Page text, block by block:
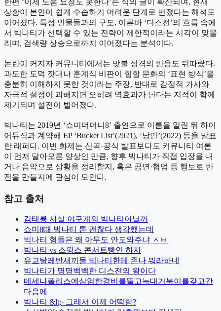
상황이 본인이 쉽게 수습하기 어려운 단계로 번졌다는 해석도
이어졌다. 특정 인물들과의 구도, 이른바 ‘디스전’의 흐름 속에
서 빅나티가 선택할 수 있는 전략이 제한적이라는 시각이 맞물
리며, 검색량 상승으로까지 이어졌다는 분석이다.
논란이 커지자 커뮤니티에서는 맞불 성격의 반응도 뒤따랐다.
과도한 도덕 잣대나 훈계식 비판이 힙합 문화의 ‘표현 방식’을
충분히 이해하지 못한 것이라는 주장, 반대로 감정적 가사와
자극적 설정이 과해지면 오히려 역효과가 난다는 지적이 함께
제기되며 설전이 벌어졌다.
빅나티는 2019년 ‘쇼미더머니8’ 출연으로 이름을 알린 뒤 하이
어뮤직과 계약해 EP ‘Bucket List’(2021), ‘낭만’(2022) 등을 발표
한 래퍼다. 이번 화제는 신곡·공식 발표보다도 커뮤니티 여론
이 먼저 달아오른 양상인 만큼, 향후 빅나티가 직접 입장을 내
거나 음악으로 상황을 정리할지, 혹은 공연·협업 등 행보로 반
전을 만들지에 관심이 모인다.
참고 출처
김태룡 사실 야구계의 빅나티아닐까
쇼미8때 빅나티 톤 괜찮다 생각했는데
빅나티 형들은 왜 아무도 안도와주냐 ㅅㅂ
빅나티 vs 스윙스 콘서트빵인 하자
유교탈레반새끼들 빅나티한테 존나 뭐라하네
빅나티가 명명백백한 디스전의 왕이다
메세나폴리스에삼엄한경비를뚤고늑대거북이를갖고간
다음에
빅나티 &lt;- 그래서 이제 어떡함?